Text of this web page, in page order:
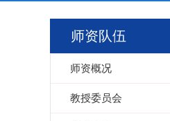
师资队伍
师资概况
教授委员会